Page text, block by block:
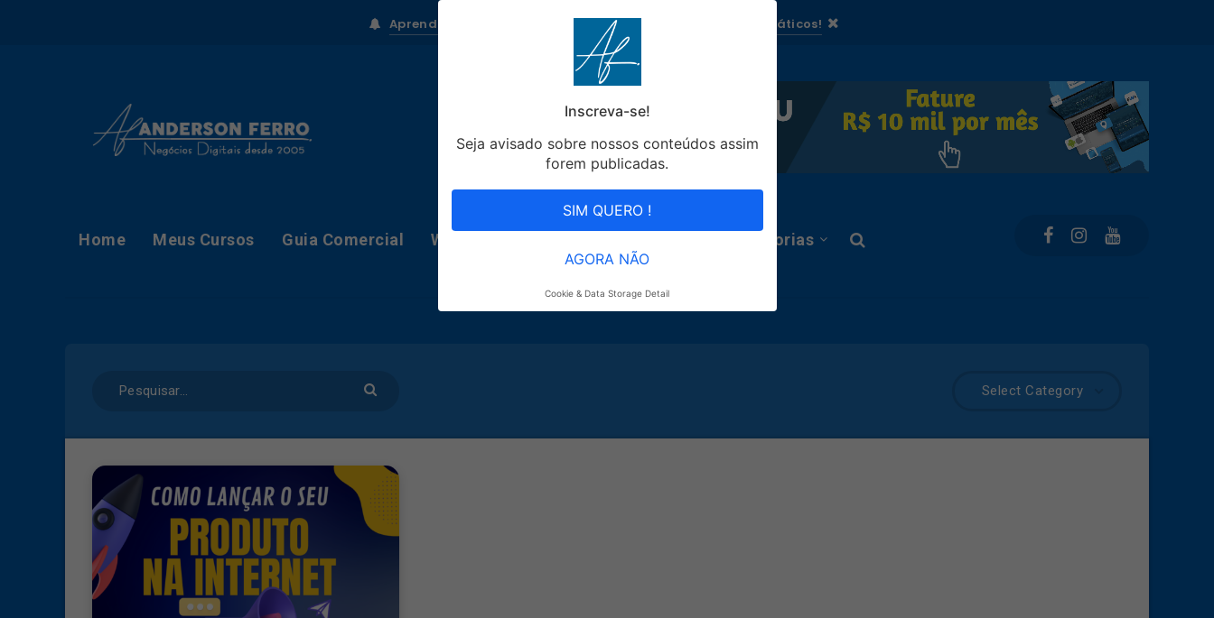
Aprenda como Ganhar Dinheiro todo dia com Blogs Automáticos!
Home Meus Cursos Guia Comercial WhatsRobô Categorias
Select Category
Inscreva-se!
Seja avisado sobre nossos conteúdos assim
forem publicadas.
SIM QUERO !
AGORA NÃO
Cookie & Data Storage Detail